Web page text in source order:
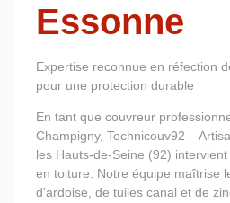
Essonne
Expertise reconnue en réfection
pour une protection durable
En tant que couvreur
Champigny, Technicouv92 –
les Hauts-de-Seine (92)
en toiture. Notre équipe maîtrise
d'ardoise, de tuiles canal et de